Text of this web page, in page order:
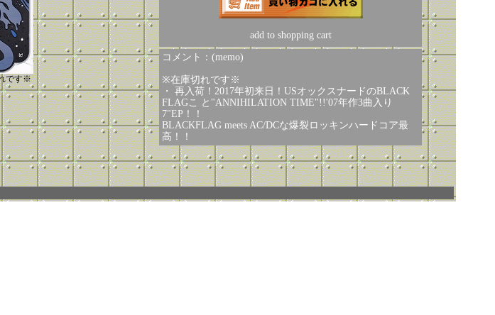
です※
add to shopping cart
コメント：(memo)
※在庫切れです※
・ 再入荷！2017年初来日！USオックスナードのBLACK
FLAGこ と"ANNIHILATION TIME"!!'07年作3曲入り
7"EP！！
BLACKFLAG meets AC/DCな爆裂ロッキンハードコア最
高！！